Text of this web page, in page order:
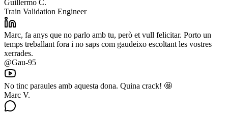
Guillermo C.
Train Validation Engineer
Marc, fa anys que no parlo amb tu, però et vull felicitar. Porto un
temps treballant fora i no saps com gaudeixo escoltant les vostres
xerrades.
@Gau-95
No tinc paraules amb aquesta dona. Quina crack! 🤩
Marc V.